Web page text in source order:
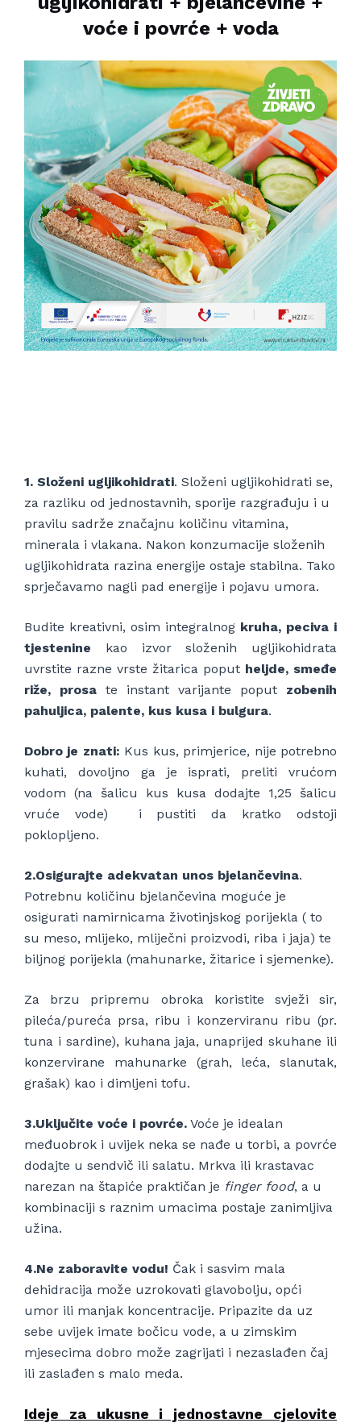
voće i povrće + voda
1. Složeni ugljikohidrati. Složeni ugljikohidrati se,
za razliku od jednostavnih, sporije razgrađuju i u
pravilu sadrže značajnu količinu vitamina,
minerala i vlakana. Nakon konzumacije složenih
ugljikohidrata razina energije ostaje stabilna. Tako
sprječavamo nagli pad energije i pojavu umora.
Budite kreativni, osim integralnog kruha, peciva i
tjestenine kao izvor složenih ugljikohidrata
uvrstite razne vrste žitarica poput heljde, smeđe
riže, prosa te instant varijante poput zobenih
pahuljica, palente, kus kusa i bulgura.
Dobro je znati: Kus kus, primjerice, nije potrebno
kuhati, dovoljno ga je isprati, preliti vrućom
vodom (na šalicu kus kusa dodajte 1,25 šalicu
vruće vode) i pustiti da kratko odstoji
poklopljeno.
2.Osigurajte adekvatan unos bjelančevina.
Potrebnu količinu bjelančevina moguće je
osigurati namirnicama životinjskog porijekla ( to
su meso, mlijeko, mliječni proizvodi, riba i jaja) te
biljnog porijekla (mahunarke, žitarice i sjemenke).
Za brzu pripremu obroka koristite svježi sir,
pileća/pureća prsa, ribu i konzerviranu ribu (pr.
tuna i sardine), kuhana jaja, unaprijed skuhane ili
konzervirane mahunarke (grah, leća, slanutak,
grašak) kao i dimljeni tofu.
3.Uključite voće i povrće. Voće je idealan
međuobrok i uvijek neka se nađe u torbi, a povrće
dodajte u sendvič ili salatu. Mrkva ili krastavac
narezan na štapiće praktičan je finger food, a u
kombinaciji s raznim umacima postaje zanimljiva
užina.
4.Ne zaboravite vodu! Čak i sasvim mala
dehidracija može uzrokovati glavobolju, opći
umor ili manjak koncentracije. Pripazite da uz
sebe uvijek imate bočicu vode, a u zimskim
mjesecima dobro može zagrijati i nezaslađen čaj
ili zaslađen s malo meda.
Ideje za ukusne i jednostavne cjelovite